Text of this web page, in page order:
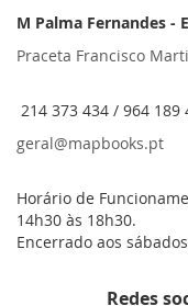
M Palma Fernandes -
Praceta Francisco
214 373 434 / 964 189
geral@mapbooks.pt
Horário de
14h30 às 18h30.
Encerrado aos
Redes